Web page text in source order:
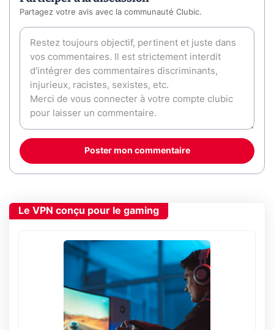
Partagez votre avis avec la communauté Clubic.
Poster mon commentaire
Le VPN conçu pour le gaming